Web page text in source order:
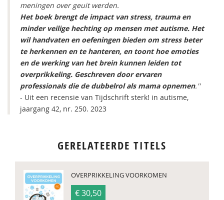
meningen over geuit werden.
Het boek brengt de impact van stress, trauma en
minder veilige hechting op mensen met autisme. Het
wil handvaten en oefeningen bieden om stress beter
te herkennen en te hanteren, en toont hoe emoties
en de werking van het brein kunnen leiden tot
overprikkeling. Geschreven door ervaren
professionals die de dubbelrol als mama opnemen.''
- Uit een recensie van Tijdschrift sterk! in autisme,
jaargang 42, nr. 250. 2023
GERELATEERDE TITELS
OVERPRIKKELING VOORKOMEN
€ 30,50